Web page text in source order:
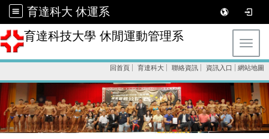
育達科大 休運系
育達科技大學 休閒運動管理系
回首頁 育達科大 聯絡資訊 資訊入口 網站地圖